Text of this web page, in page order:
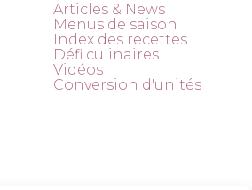
Articles & News
Menus de saison
Index des recettes
Défi culinaires
Vidéos
Conversion d'unités